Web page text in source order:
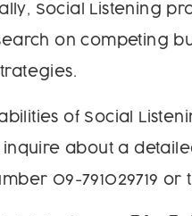
Social Listening
on competing
of Social
about a
09-791029719 or